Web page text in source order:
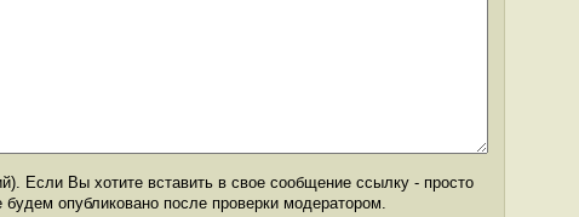
Если Вы хотите вставить в свое сообщение ссылку - просто
опубликовано после проверки модератором.